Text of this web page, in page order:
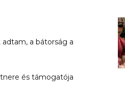
adtam, a bátorság a
és támogatója